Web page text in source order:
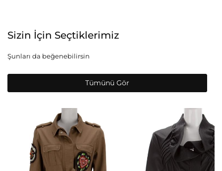
Sizin İçin Seçtiklerimiz
Şunları da beğenebilirsin
Tümünü Gör